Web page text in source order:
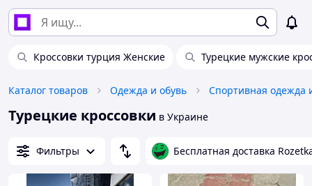
Кроссовки турция Женские Турецкие мужские
Каталог товаров Одежда и обувь Спортивная одежда
Турецкие кроссовки в Украине
Фильтры Бесплатная доставка